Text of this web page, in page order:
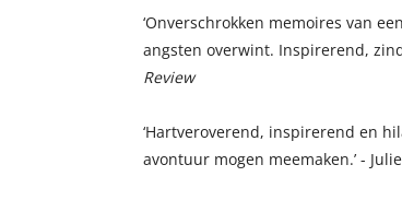
‘Onverschrokken memoires van
angsten overwint. Inspirerend,
Review
‘Hartveroverend, inspirerend en
avontuur mogen meemaken.’ -